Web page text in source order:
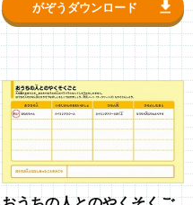
がぞうダウンロード